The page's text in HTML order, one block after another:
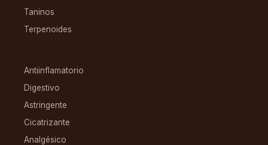
Taninos
Terpenoides
Antiinflamatorio
Digestivo
Astringente
Cicatrizante
Analgésico